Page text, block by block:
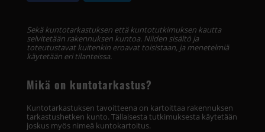
Sekä kuntotarkastuksen että kuntotutkimuksen kautta
selvitetään rakennuksen kuntoa. Niiden sisältö ja
toteutustavat kuitenkin eroavat toisistaan, ja menetelmiä
käytetään eri tilanteissa.
Mikä on kuntotarkastus?
Kuntotarkastuksen tavoitteena on kartoittaa rakennuksen
tarkastushetken kunto. Tällaisesta tutkimuksesta käytetään
joskus myös nimeä kuntokartoitus.